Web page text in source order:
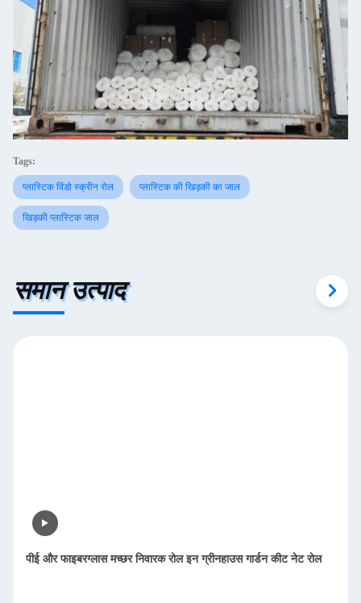
Tags:
प्लास्टिक विंडो स्क्रीन रोल प्लास्टिक की खिड़की का जाल
खिड़की प्लास्टिक जाल
समान उत्पाद
पीई और फाइबरग्लास मच्छर निवारक रोल इन ग्रीनहाउस गार्डन कीट नेट रोल